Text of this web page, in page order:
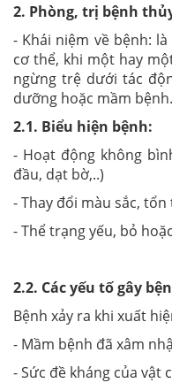
2. Phòng, trị bệnh
- Khái niệm về bệnh:
cơ thể, khi một hay
ngừng trệ dưới tác
dưỡng hoặc mầm bệnh.
2.1. Biểu hiện bệnh:
- Hoạt động không
đầu, dạt bờ,..)
- Thay đổi màu sắc,
- Thể trạng yếu, bỏ
2.2. Các yếu tố gây
Bệnh xảy ra khi xuất
- Mầm bệnh đã xâm
- Sức đề kháng của vật